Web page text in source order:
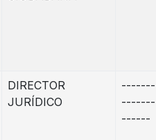
DIRECTOR
JURÍDICO
-------
-------
------